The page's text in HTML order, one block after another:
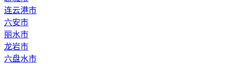
连云港市
六安市
丽水市
龙岩市
六盘水市